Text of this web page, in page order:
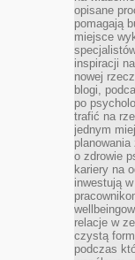
opisane
pomagają
miejsce
inspiracji
nowej
blogi,
po
trafić na
jednym
o zdrowie
kariery na
inwestują
relacje w
czystą
podczas